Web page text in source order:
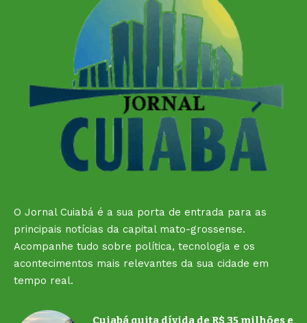
O Jornal Cuiabá é a sua porta de entrada para as
principais notícias da capital mato-grossense.
Acompanhe tudo sobre política, tecnologia e os
acontecimentos mais relevantes da sua cidade em
tempo real.
Cuiabá quita dívida de R$ 35 milhões e